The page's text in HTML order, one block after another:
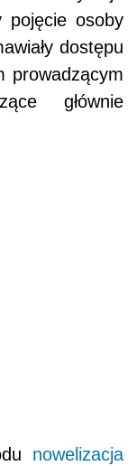
pojęcie osoby
dostępu
prowadzącym
głównie
nowelizacja